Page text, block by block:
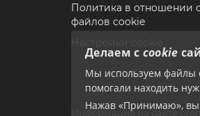
Делаем с cookie
Мы используем файлы
помогали находить
Нажав «Принимаю», вы
Политика в отношении
файлов cookie
Информация на сайте